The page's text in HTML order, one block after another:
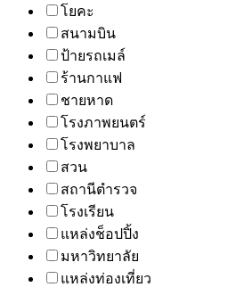
โยคะ
สนามบิน
ป้ายรถเมล์
ร้านกาแฟ
ชายหาด
โรงภาพยนตร์
โรงพยาบาล
สวน
สถานีตำรวจ
โรงเรียน
แหล่งช็อปปิ้ง
มหาวิทยาลัย
แหล่งท่องเที่ยว